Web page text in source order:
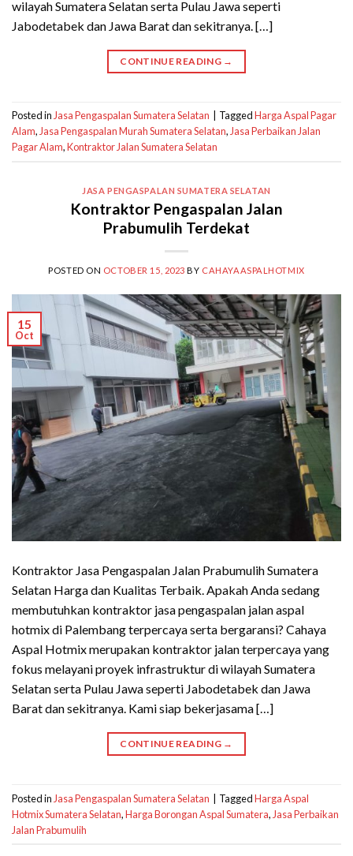
wilayah Sumatera Selatan serta Pulau Jawa seperti
Jabodetabek dan Jawa Barat dan sekitranya. […]
CONTINUE READING →
Posted inJasa Pengaspalan Sumatera Selatan TaggedHarga Aspal Pagar
Alam,Jasa Pengaspalan Murah Sumatera Selatan,Jasa Perbaikan Jalan
Pagar Alam,Kontraktor Jalan Sumatera Selatan
JASA PENGASPALAN SUMATERA SELATAN
Kontraktor Pengaspalan Jalan
Prabumulih Terdekat
POSTED ON OCTOBER 15, 2023 BY CAHAYAASPALHOTMIX
15
Oct
Kontraktor Jasa Pengaspalan Jalan Prabumulih Sumatera
Selatan Harga dan Kualitas Terbaik. Apakah Anda sedang
membutuhkan kontraktor jasa pengaspalan jalan aspal
hotmix di Palembang terpercaya serta bergaransi? Cahaya
Aspal Hotmix merupakan kontraktor jalan terpercaya yang
fokus melayani proyek infrastruktur di wilayah Sumatera
Selatan serta Pulau Jawa seperti Jabodetabek dan Jawa
Barat dan sekitranya. Kami siap bekerjasama […]
CONTINUE READING →
Posted in Jasa Pengaspalan Sumatera Selatan TaggedHarga Aspal
Hotmix Sumatera Selatan,Harga Borongan Aspal Sumatera, Jasa Perbaikan
Jalan Prabumulih